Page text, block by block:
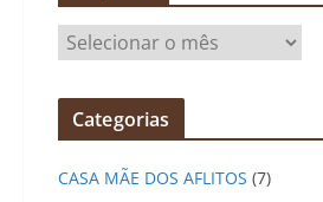
r
q
v
Categorias
CASA MÃE DOS AFLITOS (7)